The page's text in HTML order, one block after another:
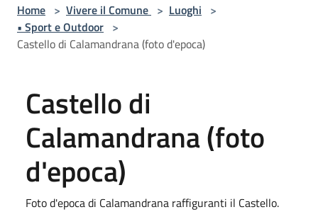
Home > Vivere il Comune > Luoghi >
• Sport e Outdoor >
Castello di Calamandrana (foto d'epoca)
Castello di
Calamandrana (foto
d'epoca)
Foto d'epoca di Calamandrana raffiguranti il Castello.